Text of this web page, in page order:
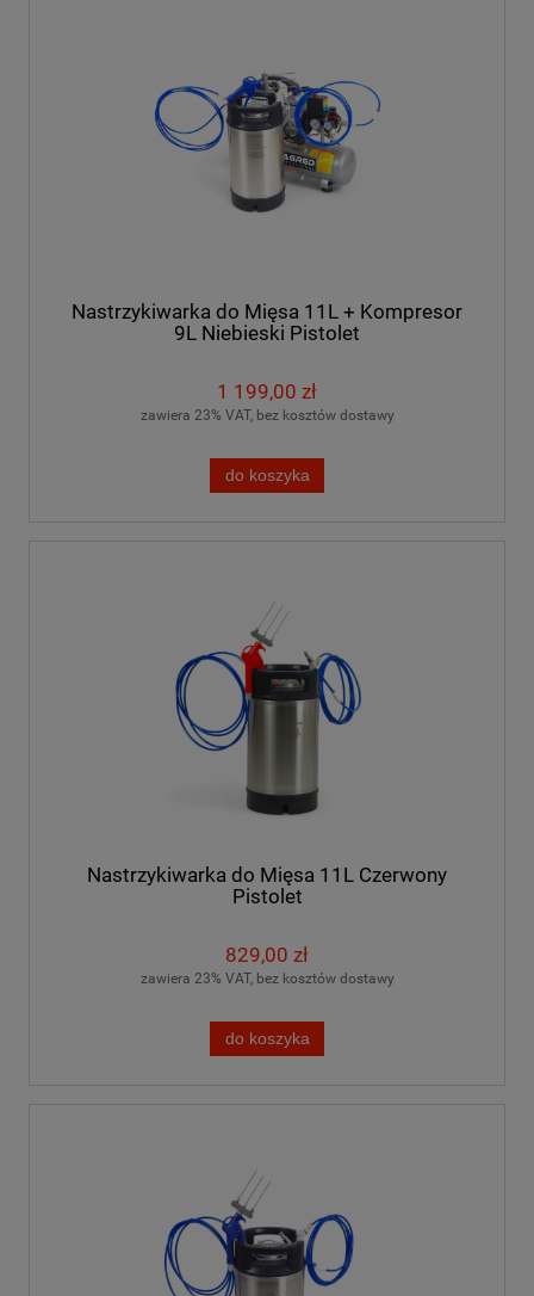
Nastrzykiwarka do Mięsa 11L + Kompresor
9L Niebieski Pistolet
1 199,00 zł
zawiera 23% VAT, bez kosztów dostawy
do koszyka
Nastrzykiwarka do Mięsa 11L Czerwony
Pistolet
829,00 zł
zawiera 23% VAT, bez kosztów dostawy
do koszyka